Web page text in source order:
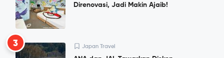
Direnovasi, Jadi Makin Ajaib!
3 Japan Travel